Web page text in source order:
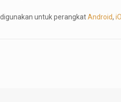
digunakan untuk perangkatAndroid,